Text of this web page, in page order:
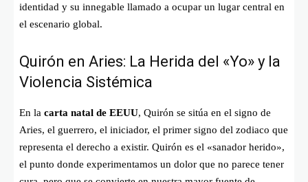
identidad y su innegable llamado a ocupar un lugar central en
el escenario global.
Quirón en Aries: La Herida del «Yo» y la
Violencia Sistémica
En la carta natal de EEUU, Quirón se sitúa en el signo de
Aries, el guerrero, el iniciador, el primer signo del zodiaco que
representa el derecho a existir. Quirón es el «sanador herido»,
el punto donde experimentamos un dolor que no parece tener